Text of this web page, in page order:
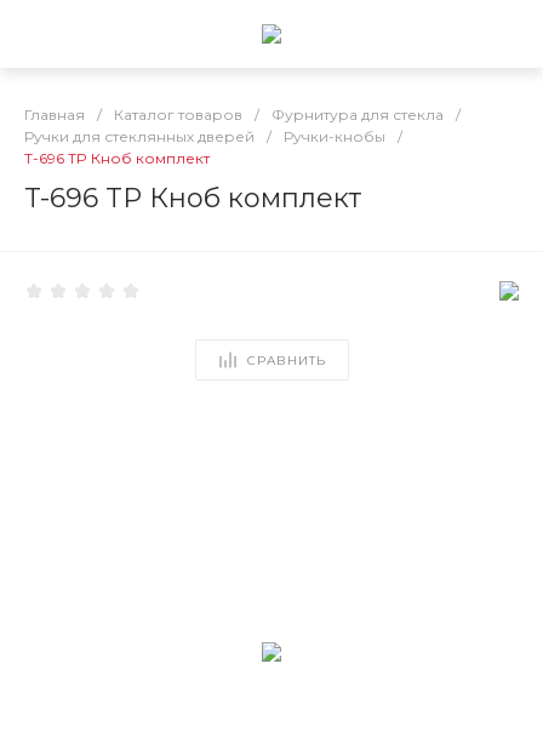
Главная / Каталог товаров / Фурнитура для стекла
/
Ручки для стеклянных дверей
/ Ручки-кнобы
/
T-696 TP Кноб комплект
T-696 TP Кноб комплект
СРАВНИТЬ